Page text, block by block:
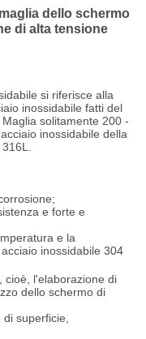
dello schermo
di alta tensione
si riferisce alla
inossidabile fatti del
solitamente 200 -
inossidabile della
e forte e
e la
inossidabile 304
cioè, l'elaborazione di
dello schermo di
di superficie,